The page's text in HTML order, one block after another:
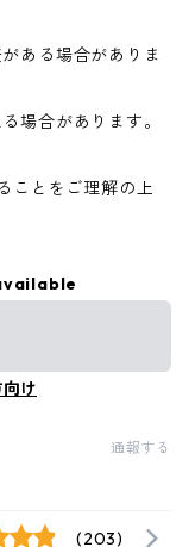
ある場合がありま
場合があります。
ことをご理解の上
け
通報する
(203)